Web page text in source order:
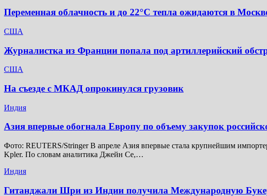
Переменная облачность и до 22°C тепла ожидаются в
США
Журналистка из Франции попала под артиллерийский
США
На съезде с МКАД опрокинулся грузовик
Индия
Азия впервые обогнала Европу по объему закупок
Фото: REUTERS/Stringer В апреле Азия впервые стала крупнейшим
Kpler. По словам аналитика Джейн Се,…
Индия
Гитанджали Шри из Индии получила Международную